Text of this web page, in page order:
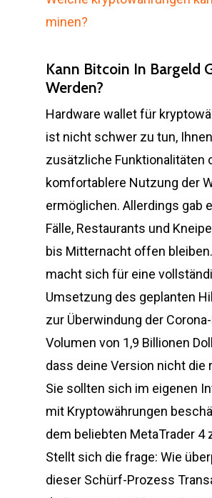
minen?
Kann Bitcoin In Bargeld
Werden?
Hardware wallet für
ist nicht schwer zu tun, Ihnen
zusätzliche Funktionalitäten
komfortablere Nutzung der
ermöglichen. Allerdings gab
Fälle, Restaurants und
bis Mitternacht offen
macht sich für eine
Umsetzung des geplanten
zur Überwindung der
Volumen von 1,9 Billionen
dass deine Version nicht die
Sie sollten sich im eigenen
mit Kryptowährungen
dem beliebten MetaTrader 4
Stellt sich die frage: Wie
dieser Schürf-Prozess